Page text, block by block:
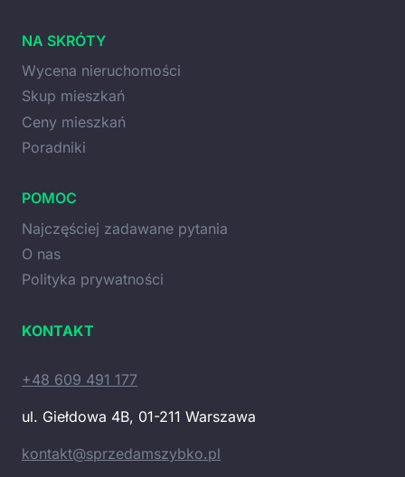
NA SKRÓTY
Wycena nieruchomości
Skup mieszkań
Ceny mieszkań
Poradniki
POMOC
Najczęściej zadawane pytania
O nas
Polityka prywatności
KONTAKT
+48 609 491 177
ul. Giełdowa 4B, 01-211 Warszawa
kontakt@sprzedamszybko.pl